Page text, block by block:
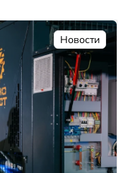
Новости